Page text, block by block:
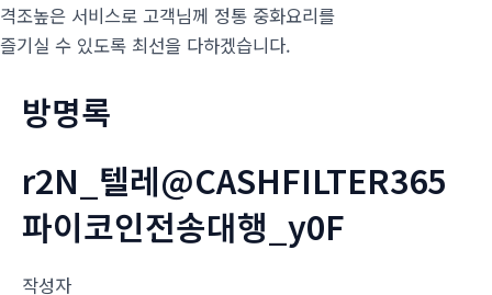
격조높은 서비스로 고객님께 정통 중화요리를
즐기실 수 있도록 최선을 다하겠습니다.
방명록
r2N_텔레@CASHFILTER365
파이코인전송대행_y0F
작성자